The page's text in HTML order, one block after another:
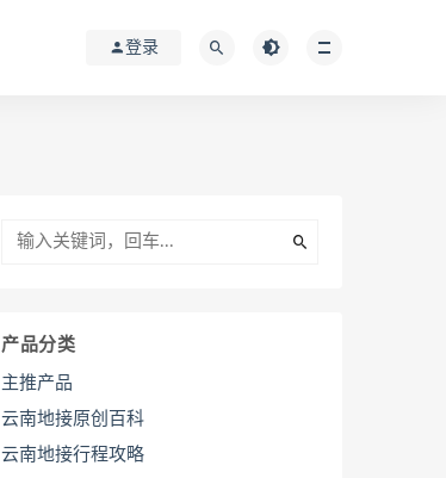
登录
产品分类
主推产品
云南地接原创百科
云南地接行程攻略